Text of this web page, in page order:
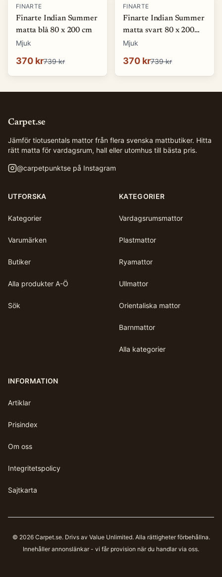
-50 %
FINARTE
Finarte Indian Summer
matta blå 80 x 200 cm
Mjuk
370 kr739 kr
-50 %
FINARTE
Finarte Indian Summer
matta svart 80 x 200
cm
Mjuk
370 kr739 kr
Carpet.se
Jämför tiotusentals mattor från flera svenska mattbutiker. Hitta
rätt matta för vardagsrum, hall eller utomhus till bästa pris.
@carpetpunktse på Instagram
UTFORSKA
Kategorier
Varumärken
Butiker
Alla produkter A-Ö
Sök
KATEGORIER
Vardagsrumsmattor
Plastmattor
Ryamattor
Ullmattor
Orientaliska mattor
Barnmattor
Alla kategorier
INFORMATION
Artiklar
Prisindex
Om oss
Integritetspolicy
Sajtkarta
© 2026 Carpet.se. Drivs av Value Unlimited. Alla rättigheter förbehållna.
Innehåller annonslänkar - vi får provision när du handlar via oss.